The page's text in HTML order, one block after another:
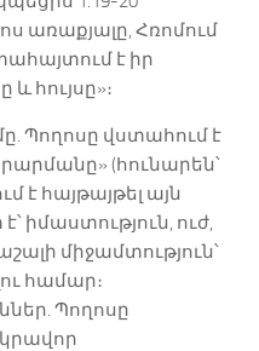
առաքյալը, Հռոմում
է իր
հույսը»։
Պողոսը վստահում է
(հունարեն՝
է հայթայթել այն
իմաստություն, ուժ,
միջամտություն՝
համար։
Պողոսը